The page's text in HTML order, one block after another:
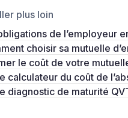
plus loin
de l’employeur
choisir sa mutuelle
le coût de votre
calculateur du coût de
diagnostic de maturité